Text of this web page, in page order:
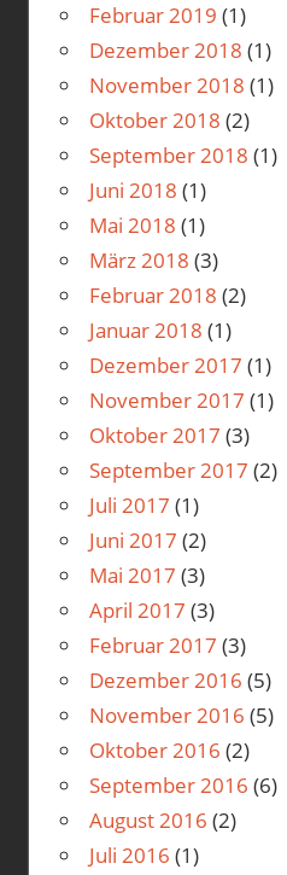
Februar 2019 (1)
Dezember 2018 (1)
November 2018 (1)
Oktober 2018 (2)
September 2018 (1)
Juni 2018 (1)
Mai 2018 (1)
März 2018 (3)
Februar 2018 (2)
Januar 2018 (1)
Dezember 2017 (1)
November 2017 (1)
Oktober 2017 (3)
September 2017 (2)
Juli 2017 (1)
Juni 2017 (2)
Mai 2017 (3)
April 2017 (3)
Februar 2017 (3)
Dezember 2016 (5)
November 2016 (5)
Oktober 2016 (2)
September 2016 (6)
August 2016 (2)
Juli 2016 (1)